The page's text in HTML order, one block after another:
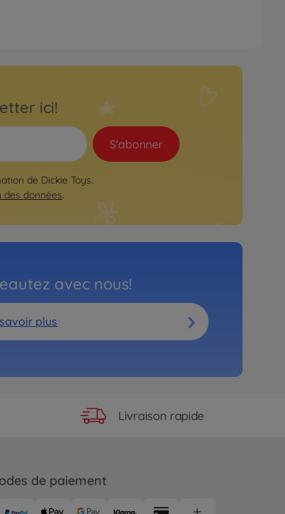
ici!
S'abonner
de Dickie Toys.
des données.
avec nous!
plus
Livraison rapide
de paiement